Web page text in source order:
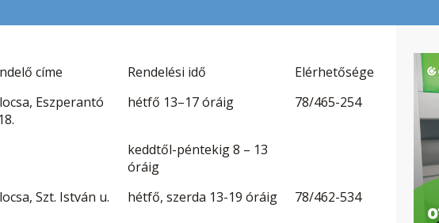
címe Rendelési idő
Elérhetősége
Eszperantó
hétfő 13–17 óráig 78/465-254
keddtől-péntekig 8 – 13
óráig
Szt. István u.
hétfő, szerda 13-19 óráig 78/462-534